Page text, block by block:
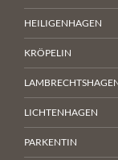
HEILIGENHAGEN
KRÖPELIN
LICHTENHAGEN
PARKENTIN